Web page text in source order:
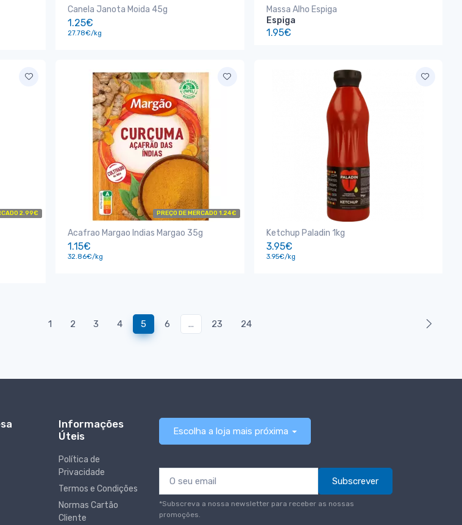
Canela Janota Moida 45g
1.25€
27.78€/kg
Massa Alho Espiga
Espiga
1.95€
2.99€ PREÇO DE MERCADO 1.24€
Acafrao Margao Indias Margao 35g
1.15€
32.86€/kg
Ketchup Paladin 1kg
3.95€
3.95€/kg
1 2 3 4 5 6 ... 23 24
Informações
Úteis
Política de
Privacidade
Termos e Condições
Normas Cartão
Cliente
Escolha a loja mais próxima
Subscrever
*Subscreva a nossa newsletter para receber as nossas
promoções.